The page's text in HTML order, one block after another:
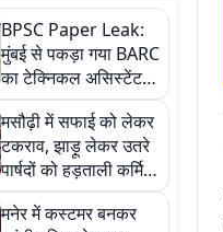
BPSC Paper Leak:
मुंबई से पकड़ा गया BARC
का टेक्निकल असिस्टेंट,
AEDO पेपर लीक में
EOU का एक्शन
मसौढ़ी में सफाई को लेकर
टकराव, झाड़ू लेकर उतरे
पार्षदों को हड़ताली कर्मियों
ने रोका, पुलिस ने संभाला
मोर्चा
मनेर में कस्टमर बनकर